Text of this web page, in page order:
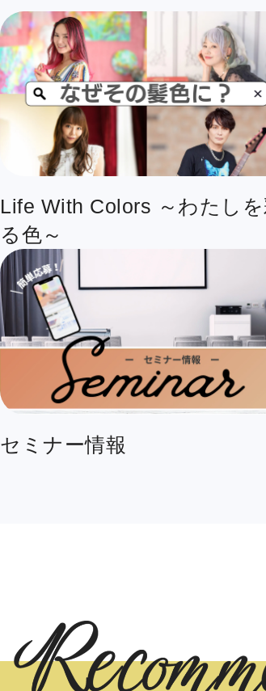
Life With Colors ～わたし
る色～
セミナー情報